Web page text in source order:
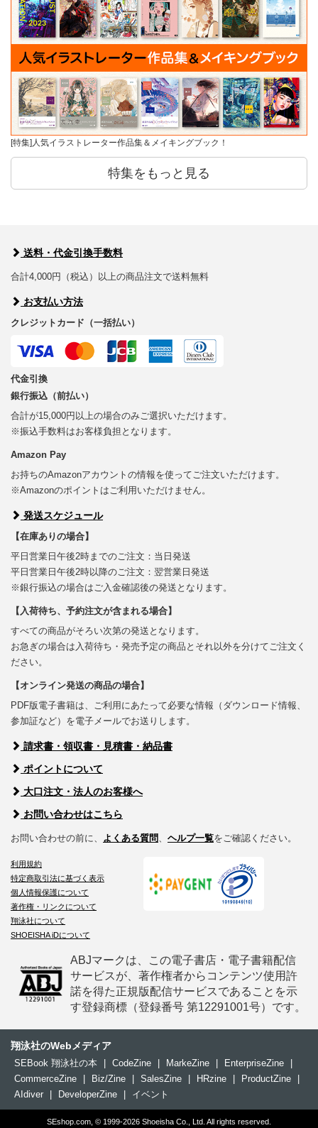
[特集]人気イラストレーター作品集＆メイキングブック！
特集をもっと見る
送料・代金引換手数料
合計4,000円（税込）以上の商品注文で送料無料
お支払い方法
クレジットカード（一括払い）
代金引換
銀行振込（前払い）
合計が15,000円以上の場合のみご選択いただけます。
※振込手数料はお客様負担となります。
Amazon Pay
お持ちのAmazonアカウントの情報を使ってご注文いただけます。
※Amazonのポイントはご利用いただけません。
発送スケジュール
【在庫ありの場合】
平日営業日午後2時までのご注文：当日発送
平日営業日午後2時以降のご注文：翌営業日発送
※銀行振込の場合はご入金確認後の発送となります。
【入荷待ち、予約注文が含まれる場合】
すべての商品がそろい次第の発送となります。
お急ぎの場合は入荷待ち・発売予定の商品とそれ以外を分けてご注文く
ださい。
【オンライン発送の商品の場合】
PDF版電子書籍は、ご利用にあたって必要な情報（ダウンロード情報、
参加証など）を電子メールでお送りします。
請求書・領収書・見積書・納品書
ポイントについて
大口注文・法人のお客様へ
お問い合わせはこちら
お問い合わせの前に、 よくある質問、 ヘルプ一覧をご確認ください。
利用規約
特定商取引法に基づく表示
個人情報保護について
著作権・リンクについて
翔泳社について
SHOEISHA iDについて
ABJマークは、この電子書店・電子書籍配信
サービスが、著作権者からコンテンツ使用許
諾を得た正規版配信サービスであることを示
す登録商標（登録番号 第12291001号）です。
翔泳社のWebメディア
SEBook 翔泳社の本 CodeZine MarkeZine EnterpriseZine
CommerceZine
Biz/Zine SalesZine HRzine ProductZine
AIdiver
DeveloperZine イベント
SEshop.com, © 1999-2026 Shoeisha Co., Ltd. All rights reserved.